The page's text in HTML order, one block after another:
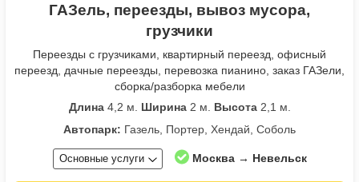
ГАЗель, переезды, вывоз мусора,
грузчики
Переезды с грузчиками, квартирный переезд, офисный
переезд, дачные переезды, перевозка пианино, заказ ГАЗели,
сборка/разборка мебели
Длина4,2 м. Ширина2 м. Высота2,1 м.
Автопарк: Газель, Портер, Хендай, Соболь
Основные услуги Москва → Невельск